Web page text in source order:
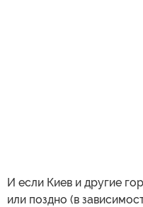
И если Киев и другие
или поздно (в